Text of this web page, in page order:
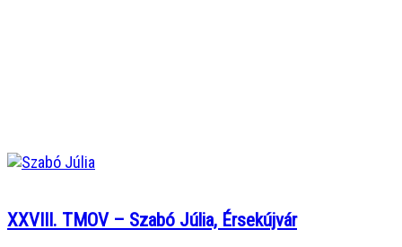
XXVIII. TMOV – Szabó Júlia, Érsekújvár